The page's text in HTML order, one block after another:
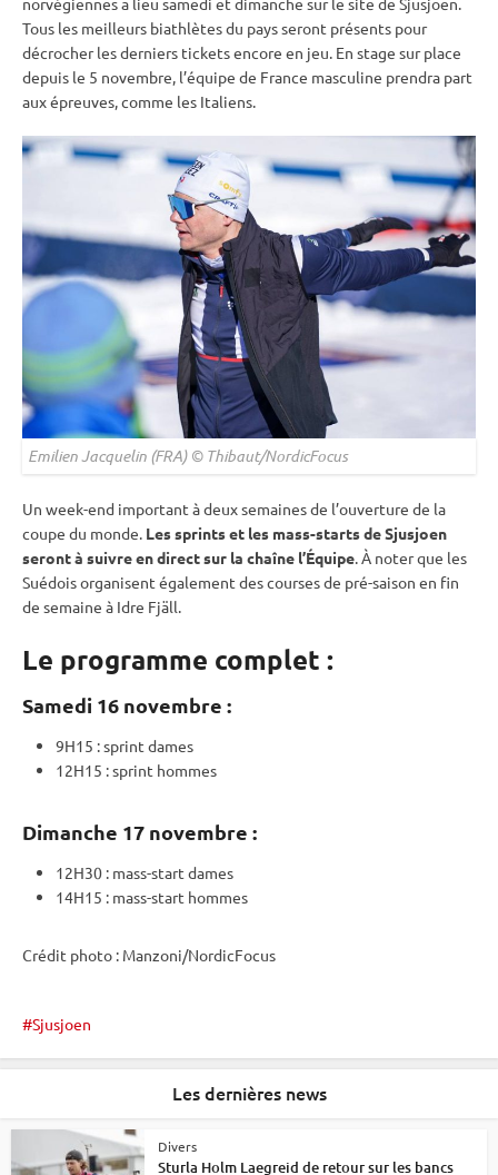
Tous les meilleurs biathlètes du pays seront présents pour
décrocher les derniers tickets encore en jeu. En stage sur place
depuis le 5 novembre, l’équipe de France masculine prendra part
aux épreuves, comme les Italiens.
Emilien Jacquelin (FRA) © Thibaut/NordicFocus
Un week-end important à deux semaines de l’ouverture de la
coupe du monde. Les sprints et les mass-starts de Sjusjoen
seront à suivre en direct sur la chaîne l’Équipe. À noter que les
Suédois organisent également des courses de pré-saison en fin
de semaine à Idre Fjäll.
Le programme complet :
Samedi 16 novembre :
9H15 :sprint dames
12H15 :sprint hommes
Dimanche 17 novembre :
12H30 : mass-start dames
14H15 : mass-start hommes
Crédit photo : Manzoni/NordicFocus
Sjusjoen
Les dernières news
Divers
Sturla Holm Laegreid de retour sur les bancs